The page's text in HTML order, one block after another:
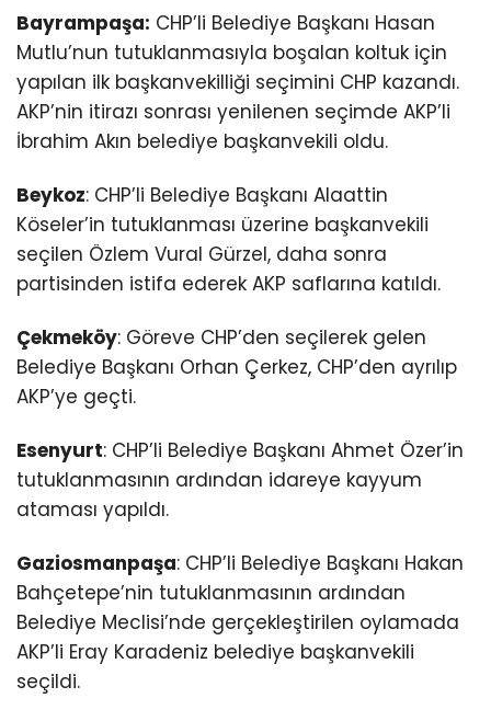
Bayrampaşa: CHP’li Belediye Başkanı Hasan
Mutlu’nun tutuklanmasıyla boşalan koltuk için
yapılan ilk başkanvekilliği seçimini CHP kazandı.
AKP’nin itirazı sonrası yenilenen seçimde AKP’li
İbrahim Akın belediye başkanvekili oldu.
Beykoz: CHP’li Belediye Başkanı Alaattin
Köseler’in tutuklanması üzerine başkanvekili
seçilen Özlem Vural Gürzel, daha sonra
partisinden istifa ederek AKP saflarına katıldı.
Çekmeköy: Göreve CHP’den seçilerek gelen
Belediye Başkanı Orhan Çerkez, CHP’den ayrılıp
AKP’ye geçti.
Esenyurt: CHP’li Belediye Başkanı Ahmet Özer’in
tutuklanmasının ardından idareye kayyum
ataması yapıldı.
Gaziosmanpaşa: CHP’li Belediye Başkanı Hakan
Bahçetepe’nin tutuklanmasının ardından
Belediye Meclisi’nde gerçekleştirilen oylamada
AKP’li Eray Karadeniz belediye başkanvekili
seçildi.